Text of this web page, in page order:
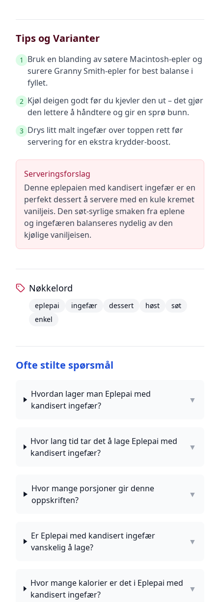
Tips og Varianter
1
Bruk en blanding av søtere Macintosh-epler og
surere Granny Smith-epler for best balanse i
fyllet.
2 Kjøl deigen godt før du kjevler den ut – det gjør
den lettere å håndtere og gir en sprø bunn.
3 Drys litt malt ingefær over toppen rett før
servering for en ekstra krydder-boost.
Serveringsforslag
Denne eplepaien med kandisert ingefær er en
perfekt dessert å servere med en kule kremet
vaniljeis. Den søt-syrlige smaken fra eplene
og ingefæren balanseres nydelig av den
kjølige vaniljeisen.
Nøkkelord
eplepai ingefær dessert høst
søt
enkel
Ofte stilte spørsmål
Hvordan lager man Eplepai med
kandisert ingefær?
▼
Hvor lang tid tar det å lage Eplepai med
kandisert ingefær?
▼
Hvor mange porsjoner gir denne
oppskriften?
▼
Er Eplepai med kandisert ingefær
vanskelig å lage?
▼
Hvor mange kalorier er det i Eplepai med
kandisert ingefær?
▼